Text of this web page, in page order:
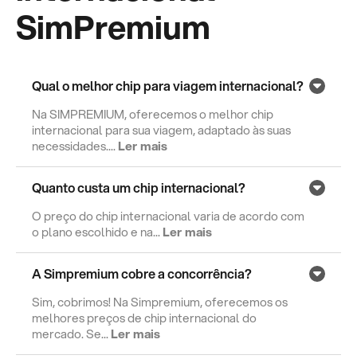
SimPremium
Qual o melhor chip para viagem internacional?
Na SIMPREMIUM, oferecemos o melhor chip
internacional para sua viagem, adaptado às suas
necessidades....Ler mais
Quanto custa um chip internacional?
O preço do chip internacional varia de acordo com
o plano escolhido e na...Ler mais
A Simpremium cobre a concorrência?
Sim, cobrimos! Na Simpremium, oferecemos os
melhores preços de chip internacional do
mercado. Se...Ler mais